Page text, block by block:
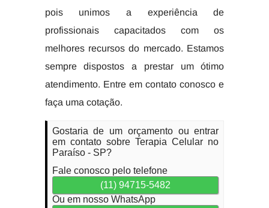
pois unimos a experiência de
profissionais capacitados com os
melhores recursos do mercado. Estamos
sempre dispostos a prestar um ótimo
atendimento. Entre em contato conosco e
faça uma cotação.
Gostaria de um orçamento ou entrar
em contato sobre Terapia Celular no
Paraíso - SP?
Fale conosco pelo telefone
(11) 94715-5482
Ou em nosso WhatsApp